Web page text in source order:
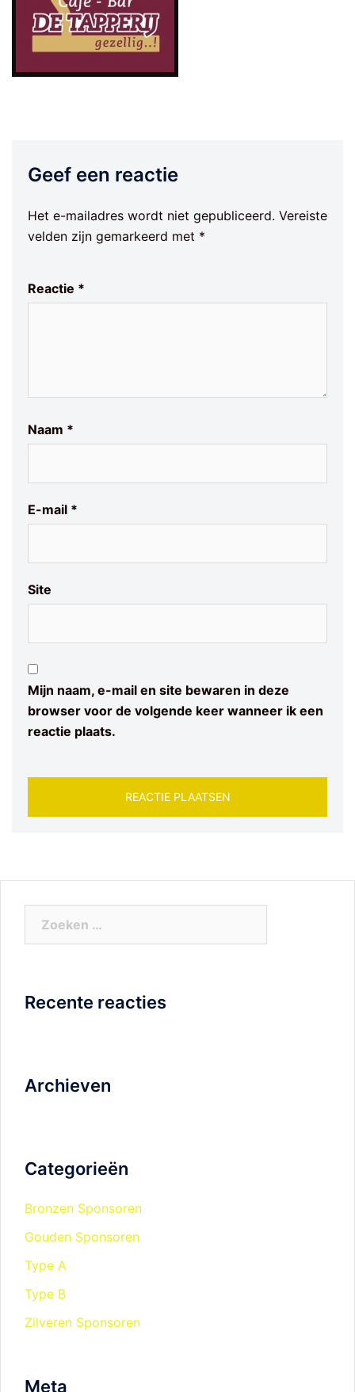
Geef een reactie
Het e-mailadres wordt niet gepubliceerd. Vereiste
velden zijn gemarkeerd met *
Reactie *
Naam *
E-mail *
Site
Mijn naam, e-mail en site bewaren in deze
browser voor de volgende keer wanneer ik een
reactie plaats.
Recente reacties
Archieven
Categorieën
Bronzen Sponsoren
Gouden Sponsoren
Type A
Type B
Zilveren Sponsoren
Meta